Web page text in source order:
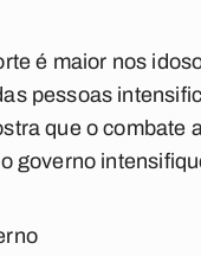
é maior nos
pessoas
que o combate
governo